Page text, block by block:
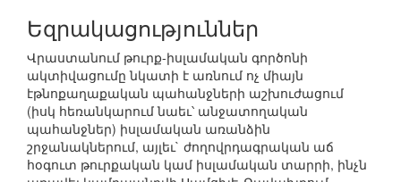
Եզրակացություններ
Վրաստանում թուրք-իսլամական գործոնի
ակտիվացումը նկատի է առնում ոչ միայն
էթնոքաղաքական պահանջների աշխուժացում
(իսկ հեռանկարում նաեւ՝ անջատողական
պահանջներ) իսլամական առանձին
շրջանակներում, այլեւ` ժողովրդագրական աճ
հօգուտ թուրքական կամ իսլամական տարրի, ինչն